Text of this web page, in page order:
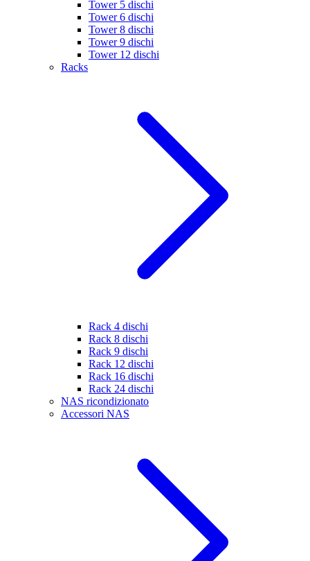
Tower 5 dischi
Tower 6 dischi
Tower 8 dischi
Tower 9 dischi
Tower 12 dischi
Racks
Rack 4 dischi
Rack 8 dischi
Rack 9 dischi
Rack 12 dischi
Rack 16 dischi
Rack 24 dischi
NAS ricondizionato
Accessori NAS